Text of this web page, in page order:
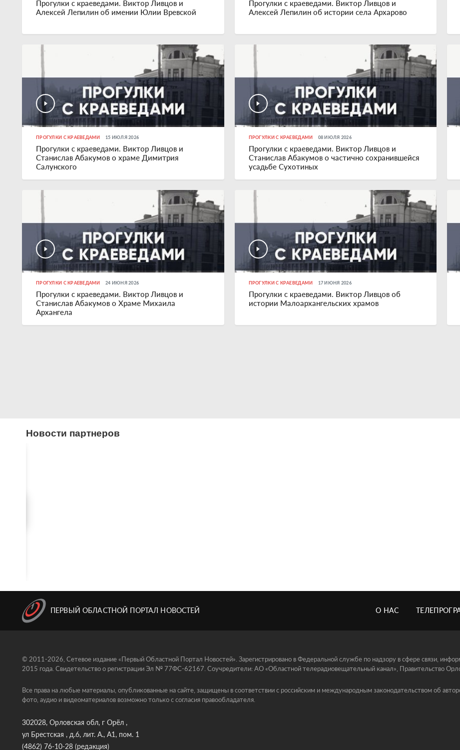
Прогулки с краеведами. Виктор Ливцов и
Алексей Лепилин об имении Юлии Вревской
Прогулки с краеведами. Виктор Ливцов и
Алексей Лепилин об истории села Архарово
ПРОГУЛКИ С КРАЕВЕДАМИ 15 ИЮЛЯ 2026
Прогулки с краеведами. Виктор Ливцов и
Станислав Абакумов о храме Димитрия
Салунского
ПРОГУЛКИ С КРАЕВЕДАМИ 08 ИЮЛЯ 2026
Прогулки с краеведами. Виктор Ливцов и
Станислав Абакумов о частично сохранившейся
усадьбе Сухотиных
ПРОГУЛКИ С КРАЕВЕДАМИ 24 ИЮНЯ 2026
Прогулки с краеведами. Виктор Ливцов и
Станислав Абакумов о Храме Михаила
Архангела
ПРОГУЛКИ С КРАЕВЕДАМИ 17 ИЮНЯ 2026
Прогулки с краеведами. Виктор Ливцов об
истории Малоархангельских храмов
Новости партнеров
ПЕРВЫЙ ОБЛАСТНОЙ ПОРТАЛ НОВОСТЕЙ О НАС
© 2011-2026, Сетевое издание «Первый Областной Портал Новостей». Зарегистрировано в Федеральной службе по надзору в сфере связи,
2015 года. Свидетельство о регистрации Эл № 77ФС-62167. Соучредители: АО «Областной телерадиовещательный канал», Правительство
Все права на любые материалы, опубликованные на сайте, защищены в соответствии с российским и международным законодательством об
фото, аудио и видеоматериалов возможно только с согласия правообладателя.
302028, Орловская обл, г Орёл ,
ул Брестская , д.6, лит. А., А1, пом. 1
(4862) 76-10-28 (редакция)